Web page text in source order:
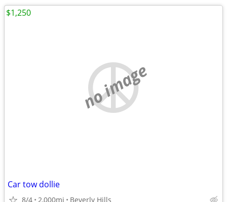
no image
Car tow dollie
8/4 2,000mi Beverly Hills
$1,250